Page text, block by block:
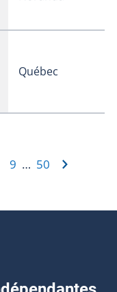
Québec
9 … 50